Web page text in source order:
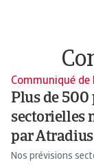
Communiqué de
Plus de 500
sectorielles
par Atradius
Nos prévisions